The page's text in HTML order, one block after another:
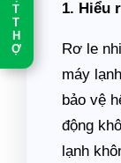
T
T
H
Ợ
1. Hiểu
Rơ le
máy
bảo vệ
động
lạnh